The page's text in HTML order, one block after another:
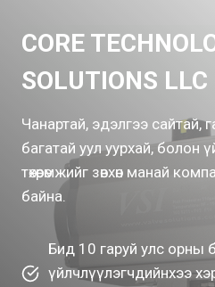
CORE
SOLUTIONS LLC
Чанартай, эдэлгээ сайтай,
багатай уул уурхай, болон
төхөөрөмжийг зөвхөн манай
байна.
Бид 10 гаруй улс орны
үйлчлүүлэгчдийнхээ